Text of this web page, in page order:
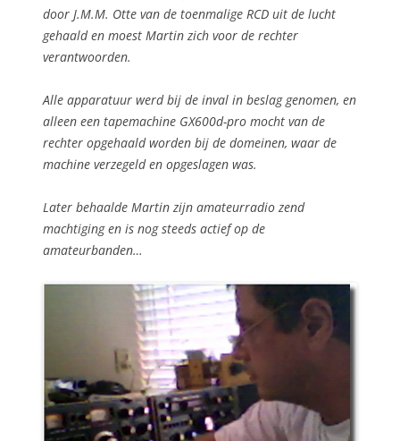
door J.M.M. Otte van de toenmalige RCD uit de lucht
gehaald en moest Martin zich voor de rechter
verantwoorden.
Alle apparatuur werd bij de inval in beslag genomen, en
alleen een tapemachine GX600d-pro mocht van de
rechter opgehaald worden bij de domeinen, waar de
machine verzegeld en opgeslagen was.
Later behaalde Martin zijn amateurradio zend
machtiging en is nog steeds actief op de
amateurbanden…